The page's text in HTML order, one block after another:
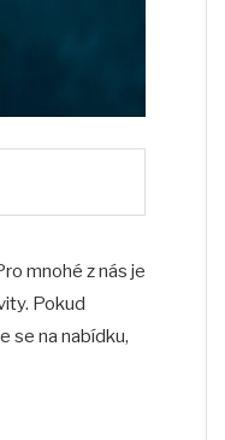
mnohé z nás je
Pokud
se na nabídku,